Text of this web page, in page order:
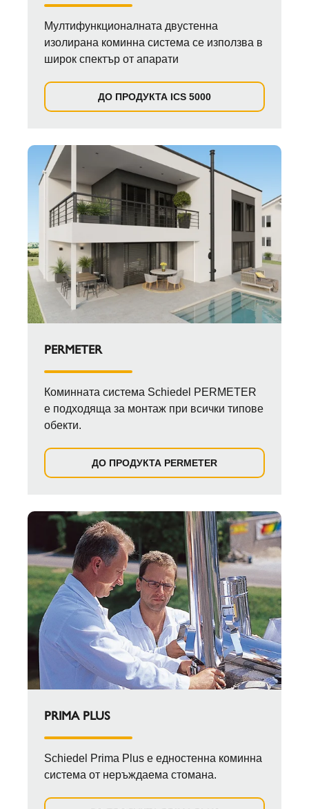
Мултифункционалната двустенна
изолирана коминна система се използва в
широк спектър от апарати
ДО ПРОДУКТА ICS 5000
PERMETER
Коминната система Schiedel PERMETER
е подходяща за монтаж при всички типове
обекти.
ДО ПРОДУКТА PERMETER
PRIMA PLUS
Schiedel Prima Plus е едностенна коминна
система от неръждаема стомана.